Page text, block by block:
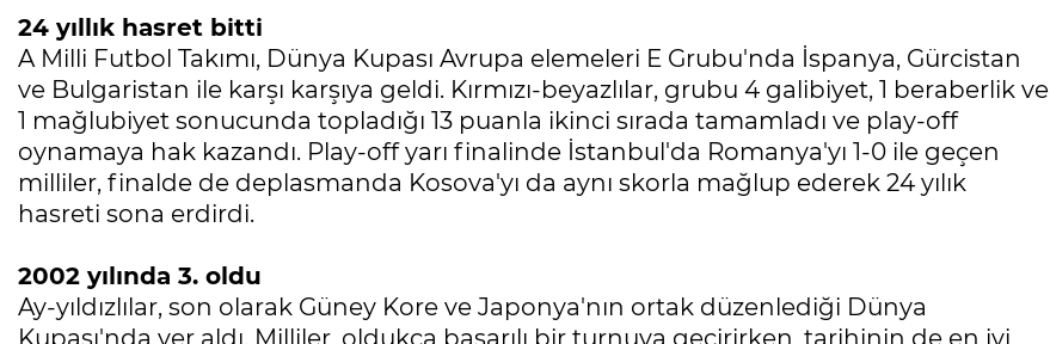
24 yıllık hasret bitti
A Milli Futbol Takımı, Dünya Kupası Avrupa elemeleri E Grubu'nda İspanya, Gürcistan
ve Bulgaristan ile karşı karşıya geldi. Kırmızı-beyazlılar, grubu 4 galibiyet, 1 beraberlik ve
1 mağlubiyet sonucunda topladığı 13 puanla ikinci sırada tamamladı ve play-off
oynamaya hak kazandı. Play-off yarı finalinde İstanbul'da Romanya'yı 1-0 ile geçen
milliler, finalde de deplasmanda Kosova'yı da aynı skorla mağlup ederek 24 yılık
hasreti sona erdirdi.
2002 yılında 3. oldu
Ay-yıldızlılar, son olarak Güney Kore ve Japonya'nın ortak düzenlediği Dünya